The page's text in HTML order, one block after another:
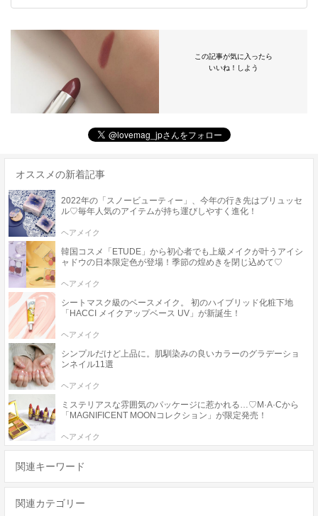
この記事が気に入ったら
いいね！しよう
オススメの新着記事
2022年の「スノービューティー」、今年の行き先はブリュッセ
ル♡毎年人気のアイテムが持ち運びしやすく進化！
ヘアメイク
韓国コスメ「ETUDE」から初心者でも上級メイクが叶うアイシ
ャドウの日本限定色が登場！季節の煌めきを閉じ込めて♡
ヘアメイク
シートマスク級のベースメイク。 初のハイブリッド化粧下地
「HACCI メイクアップベース UV」が新誕生！
ヘアメイク
シンプルだけど上品に。肌馴染みの良いカラーのグラデーショ
ンネイル11選
ヘアメイク
ミステリアスな雰囲気のパッケージに惹かれる…♡M·A·Cから
「MAGNIFICENT MOONコレクション」が限定発売！
ヘアメイク
関連キーワード
関連カテゴリー